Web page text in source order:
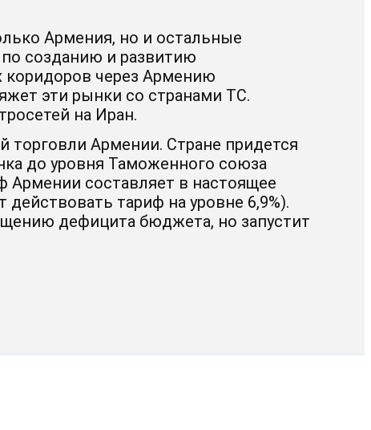
Армения, но и остальные
по созданию и развитию
через Армению
эти рынки со странами ТС.
на Иран.
торговли Армении. Стране придется
до уровня Таможенного союза
составляет в настоящее
тариф на уровне 6,9%).
дефицита бюджета, но запустит